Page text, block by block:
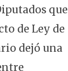
que
de Ley de
dejó una